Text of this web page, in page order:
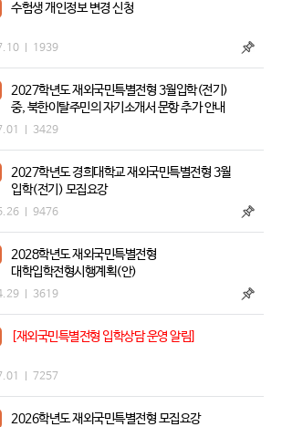
수험생 개인정보 변경 신청
1939
2027학년도 재외국민특별전형 3월입학(전기)
중, 북한이탈주민의 자기소개서 문항 추가 안내
3429
2027학년도 경희대학교 재외국민특별전형 3월
입학(전기) 모집요강
9476
2028학년도 재외국민특별전형
대학입학전형시행계획(안)
3619
[재외국민특별전형 입학상담 운영 알림]
7257
2026학년도 재외국민특별전형 모집요강